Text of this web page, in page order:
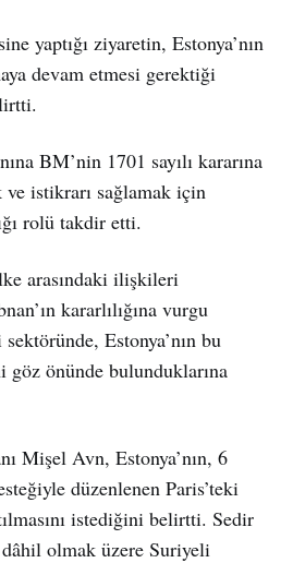
yaptığı ziyaretin, Estonya’nın
devam etmesi gerektiği
BM’nin 1701 sayılı kararına
istikrarı sağlamak için
rolü takdir etti.
arasındaki ilişkileri
kararlılığına vurgu
Estonya’nın bu
önünde bulunduklarına
Mişel Avn, Estonya’nın, 6
düzenlenen Paris’teki
istediğini belirtti. Sedir
olmak üzere Suriyeli